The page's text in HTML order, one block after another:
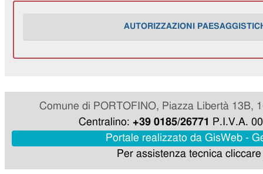
AUTORIZZAZIONI
Comune di PORTOFINO, Piazza Libertà 13B,
Centralino: +39 0185/26771
P.I.V.A.
Portale realizzato da GisWeb -
Per assistenza tecnica